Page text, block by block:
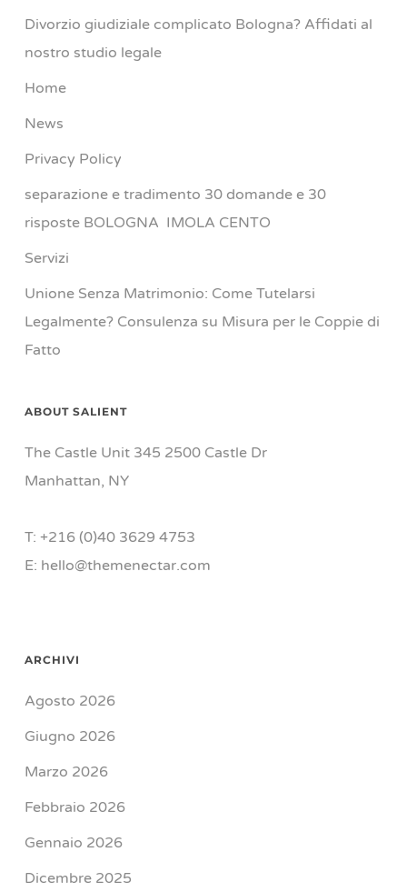
Divorzio giudiziale complicato Bologna? Affidati al
nostro studio legale
Home
News
Privacy Policy
separazione e tradimento 30 domande e 30
risposte BOLOGNA IMOLA CENTO
Servizi
Unione Senza Matrimonio: Come Tutelarsi
Legalmente? Consulenza su Misura per le Coppie di
Fatto
ABOUT SALIENT
The Castle Unit 345 2500 Castle Dr
Manhattan, NY
T: +216 (0)40 3629 4753
E: hello@themenectar.com
ARCHIVI
Agosto 2026
Giugno 2026
Marzo 2026
Febbraio 2026
Gennaio 2026
Dicembre 2025